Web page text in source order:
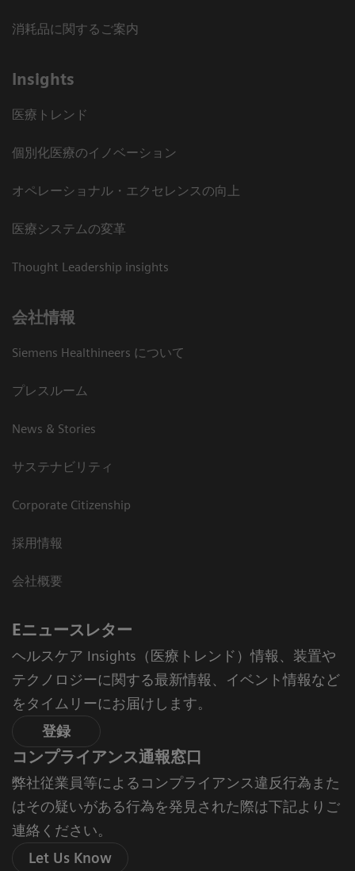
消耗品に関するご案内
Insights
医療トレンド
個別化医療のイノベーション
オペレーショナル・エクセレンスの向上
医療システムの変革
Thought Leadership insights
会社情報
Siemens Healthineers について
プレスルーム
News & Stories
サステナビリティ
Corporate Citizenship
採用情報
会社概要
Eニュースレター
ヘルスケア Insights（医療トレンド）情報、装置や
テクノロジーに関する最新情報、イベント情報など
をタイムリーにお届けします。
登録
コンプライアンス通報窓口
弊社従業員等によるコンプライアンス違反行為また
はその疑いがある行為を発見された際は下記よりご
連絡ください。
Let Us Know